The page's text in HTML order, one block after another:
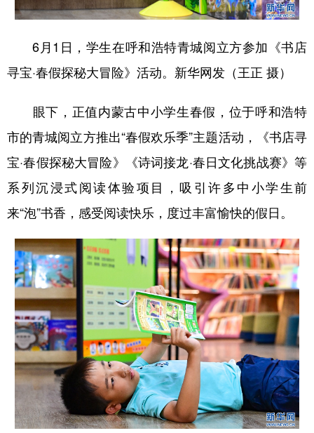
学术中国 乡村振兴 银龄 溯源中国
城市 旅游 能源 会展
彩票 娱乐 时尚 悦读
公益 一带一路 亚太网 上市公司
文化产业
地方频道
北京 天津 河北 山西
辽宁 上海 江苏
浙江 福建 江西
山东 河南 湖北 湖南
广东 广西 海南 重庆
四川 贵州 云南 西藏
陕西 甘肃 青海 宁夏
新疆 内蒙古 黑龙江
6月1日，学生在呼和浩特青城阅立方参加《书店
寻宝·春假探秘大冒险》活动。新华网发（王正 摄）
眼下，正值内蒙古中小学生春假，位于呼和浩特
市的青城阅立方推出“春假欢乐季”主题活动，《书店寻
宝·春假探秘大冒险》《诗词接龙·春日文化挑战赛》等
系列沉浸式阅读体验项目，吸引许多中小学生前
来“泡”书香，感受阅读快乐，度过丰富愉快的假日。